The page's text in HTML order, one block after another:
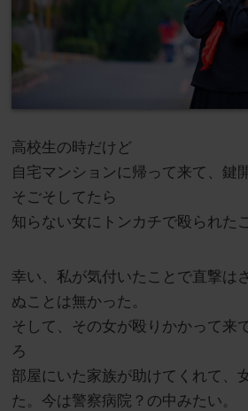
高校生の時だけど
自宅マンションに帰って来て、鍵
そごそしてたら
知らない女にトンカチで殴られた
幸い、私が気付いたことで直撃は
ぬことは無かった。
そして、その女が殴りかかって来
ろ
部屋にいた家族が助けてくれて、
た。今は警察病院？の中みたい。